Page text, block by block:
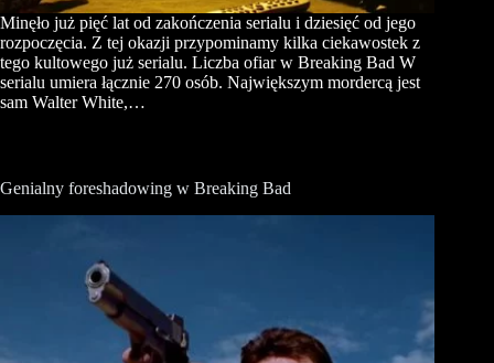
Minęło już pięć lat od zakończenia serialu i dziesięć od jego
rozpoczęcia. Z tej okazji przypominamy kilka ciekawostek z
tego kultowego już serialu. Liczba ofiar w Breaking Bad W
serialu umiera łącznie 270 osób. Największym mordercą jest
sam Walter White,…
Genialny foreshadowing w Breaking Bad